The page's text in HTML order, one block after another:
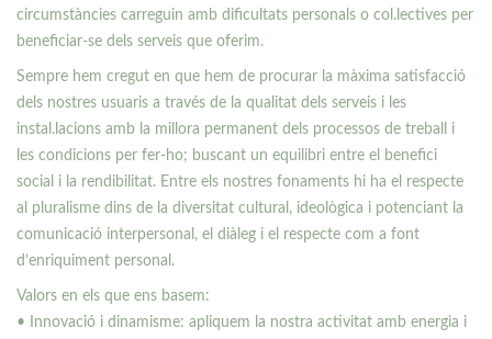
circumstàncies carreguin amb dificultats personals o col.lectives per
beneficiar-se dels serveis que oferim.
Sempre hem cregut en que hem de procurar la màxima satisfacció
dels nostres usuaris a través de la qualitat dels serveis i les
instal.lacions amb la millora permanent dels processos de treball i
les condicions per fer-ho; buscant un equilibri entre el benefici
social i la rendibilitat. Entre els nostres fonaments hi ha el respecte
al pluralisme dins de la diversitat cultural, ideològica i potenciant la
comunicació interpersonal, el diàleg i el respecte com a font
d’enriquiment personal.
Valors en els que ens basem:
• Innovació i dinamisme: apliquem la nostra activitat amb energia i